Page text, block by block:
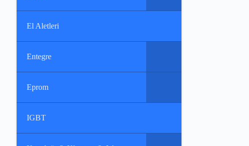
El Aletleri
Entegre
Eprom
IGBT